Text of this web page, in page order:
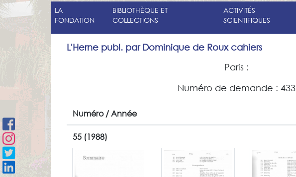
LA
FONDATION
BIBLIOTHÈQUE ET
COLLECTIONS
ACTIVITÉS
SCIENTIFIQUES
L'Herne publ. par Dominique de Roux cahiers
Paris :
Numéro de demande : 433
Numéro / Année
55 (1988)